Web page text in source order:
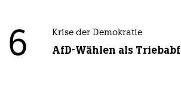
6 Krise der Demokratie
AfD-Wählen als